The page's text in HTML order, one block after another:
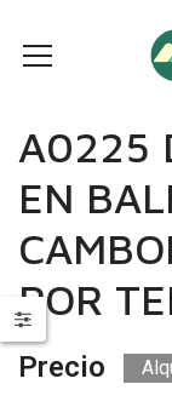
A0225
EN
POR
Precio